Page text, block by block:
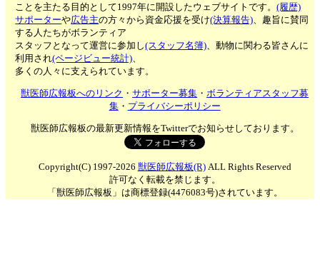
ことを主たる目的として1997年に開設したウェブサイトです。(履歴)
サポーターや広告主の方々から資金応援を受け(決算報告)、趣旨に賛同
する人たちがボランティア
スタッフとなって運営に参加し(スタッフ名簿)、動物に関わる皆さんに
利用され(ページビュー統計)、
多くの人々に支えられています。
獣医師広報板へのリンク ・サポーター募集 ・ボランティアスタッフ募
集・ プライバシーポリシー
獣医師広報板の最新更新情報をTwitterでお知らせしております。
Copyright(C) 1997-2026 獣医師広報板(R)ALL Rights Reserved
許可なく転載を禁じます。
「獣医師広報板」は商標登録(4476083号)されています。